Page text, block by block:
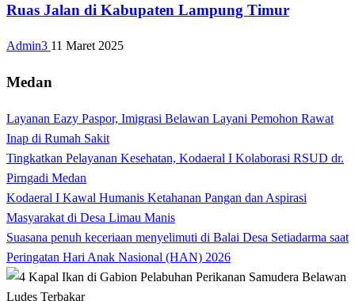
Ruas Jalan di Kabupaten Lampung Timur
Admin3 11 Maret 2025
Medan
Layanan Eazy Paspor, Imigrasi Belawan Layani Pemohon Rawat
Inap di Rumah Sakit
Tingkatkan Pelayanan Kesehatan, Kodaeral I Kolaborasi RSUD dr.
Pirngadi Medan‎
Kodaeral I Kawal Humanis Ketahanan Pangan dan Aspirasi
Masyarakat di Desa Limau Manis
Suasana penuh keceriaan menyelimuti di Balai Desa Setiadarma saat
Peringatan Hari Anak Nasional (HAN) 2026